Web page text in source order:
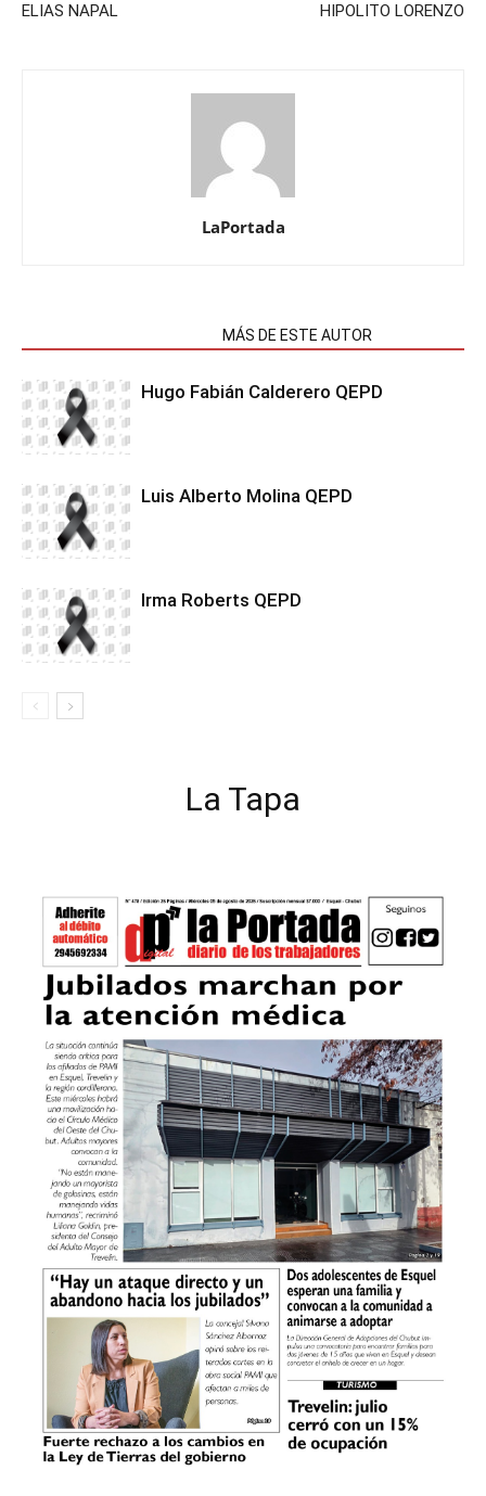
ELIAS NAPAL HIPOLITO LORENZO
LaPortada
MÁS DE ESTE AUTOR
Hugo Fabián Calderero QEPD
Luis Alberto Molina QEPD
Irma Roberts QEPD
La Tapa